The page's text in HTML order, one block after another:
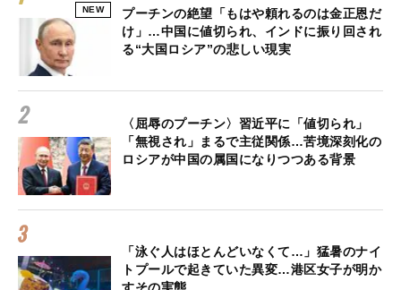
NEW
プーチンの絶望「もはや頼れるのは金正恩だ
け」…中国に値切られ、インドに振り回され
る“大国ロシア”の悲しい現実
〈屈辱のプーチン〉習近平に「値切られ」
「無視され」まるで主従関係…苦境深刻化の
ロシアが中国の属国になりつつある背景
「泳ぐ人はほとんどいなくて…」猛暑のナイ
トプールで起きていた異変…港区女子が明か